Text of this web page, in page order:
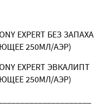
EXPERT БЕЗ ЗАПАХА
250МЛ/АЭР)
EXPERT ЭВКАЛИПТ
250МЛ/АЭР)